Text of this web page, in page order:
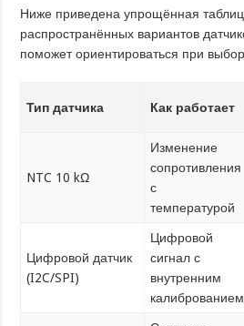
Ниже приведена упрощённая
распространённых вариантов
поможет ориентироваться при
Тип датчика Как работает
NTC 10 kΩ
Изменение
сопротивления
с
температурой
Цифровой датчик
(I2C/SPI)
Цифровой
сигнал с
внутренним
калиброванием